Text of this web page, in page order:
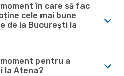
în care să fac
cele mai bune
de la București la
pentru a
la Atena?